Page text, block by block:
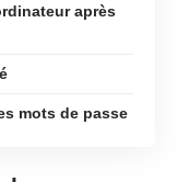
après
mots de passe